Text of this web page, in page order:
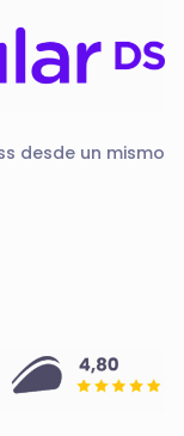
desde un mismo